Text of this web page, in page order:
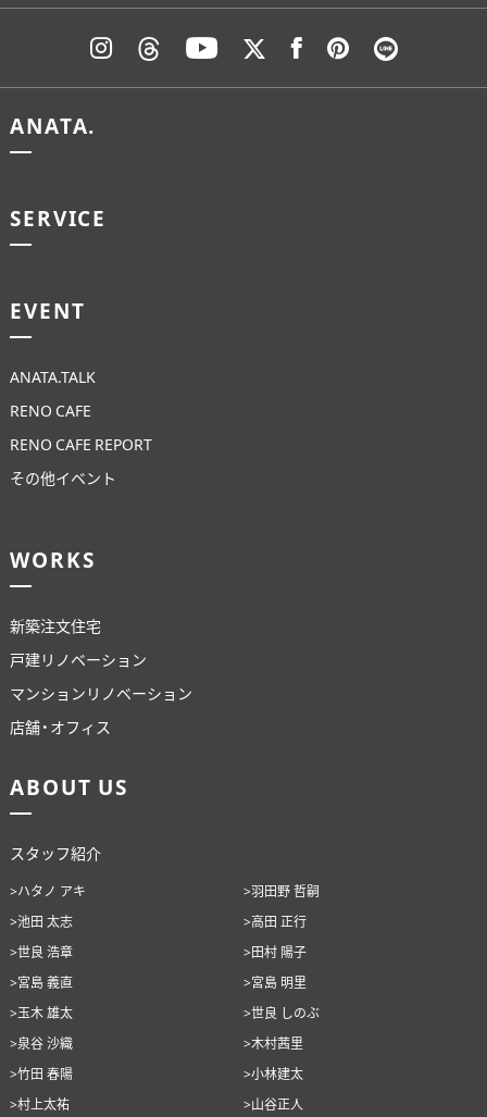
ANATA.
SERVICE
EVENT
ANATA.TALK
RENO CAFE
RENO CAFE REPORT
その他イベント
WORKS
新築注文住宅
戸建リノベーション
マンションリノベーション
店舗・オフィス
ABOUT US
スタッフ紹介
>ハタノ アキ
>羽田野 哲嗣
>池田 太志
>高田 正行
>世良 浩章
>田村 陽子
>宮島 義直
>宮島 明里
>玉木 雄太
>世良 しのぶ
>泉谷 沙織
>木村茜里
>竹田 春陽
>小林建太
>村上太祐
>山谷正人